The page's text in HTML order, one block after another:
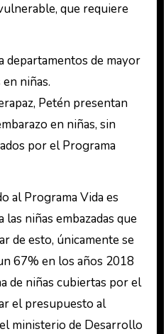
que requiere
departamentos de mayor
niñas.
Petén presentan
en niñas, sin
por el Programa
al Programa Vida es
niñas embazadas que
de esto, únicamente se
67% en los años 2018
de niñas cubiertas por el
el presupuesto al
ministerio de Desarrollo